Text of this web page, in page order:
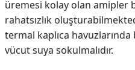
üremesi kolay olan amipler
rahatsızlık
termal kaplıca havuzlarında
vücut suya sokulmalıdır.